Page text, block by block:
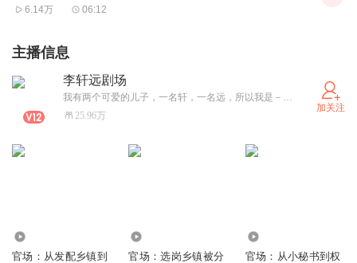
6.14万 06:12
主播信息
李轩远剧场
我有两个可爱的儿子，一名轩，一名远，所以我是－木子轩远！喜马拉雅认证优质主播。VX lihao302684
25.96万
加关注
官场：从发配乡镇到
官场：选岗乡镇被分
官场：从小秘书到权